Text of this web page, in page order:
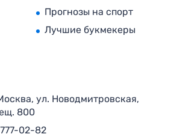
Прогнозы на спорт
Лучшие букмекеры
ул. Новодмитровская,
800
02-82